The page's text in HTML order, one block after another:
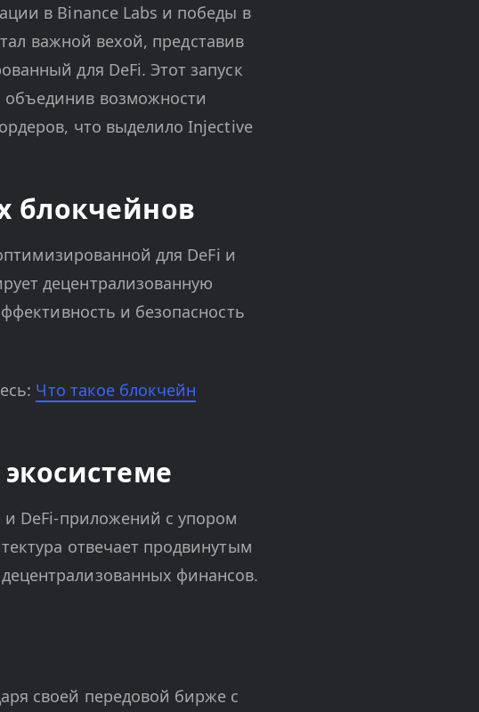
в Binance Labs и победы в
важной вехой, представив
для DeFi. Этот запуск
возможности
что выделило Injective
блокчейнов
для DeFi и
децентрализованную
и безопасность
Что такое блокчейн
DeFi-приложений с упором
отвечает продвинутым
финансов.
своей передовой бирже с